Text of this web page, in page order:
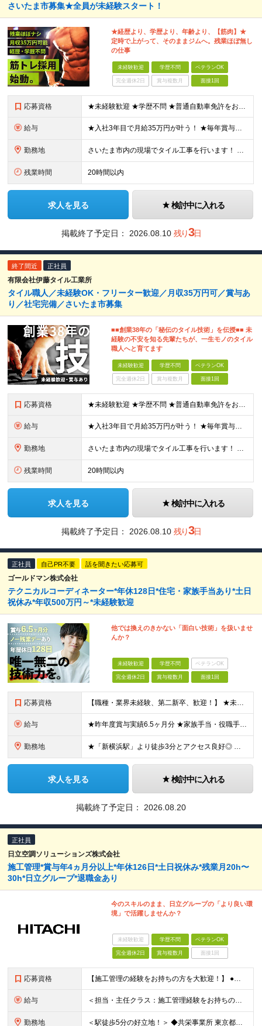
さいたま市募集★全員が未経験スタート！
★経歴より、学歴より、年齢より、【筋肉】★
定時で上がって、そのままジムへ。残業ほぼ無し
の仕事
未経験歓迎 学歴不問 ベテランOK
完全週休2日 賞与複数月 面接1回
応募資格 ★未経験歓迎 ★学歴不問 ★普通自動車免許をお持ちの方 面接では学歴や過去の経験は一切こだわりません！ チャレンジしてみたいという気持ちがあれば、 誰でもご応募してください◎
給与 ★入社3年目で月給35万円が叶う！ ★毎年賞与あり 日給11,000～21,000円（※日給月給制）＋賞与 ※残業代は別途支給します ※試用期間3ヵ月あり。期間中の給与・待遇の差異はありません ※日
勤務地 さいたま市内の現場でタイル工事を行います！ 【本社】 埼玉県さいたま市緑区芝原1-32-3 (変更の範囲)上記を除く当社関連勤務地
残業時間 20時間以内
求人を見る 検討中に入れる
掲載終了予定日： 2026.08.10 残り3日
終了間近 正社員
有限会社伊藤タイル工業所
タイル職人／未経験OK・フリーター歓迎／月収35万円可／賞与あ
り／社宅完備／さいたま市募集
■■創業38年の「秘伝のタイル技術」を伝授■■ 未
経験の不安を知る先輩たちが、一生モノのタイル
職人へと育てます
未経験歓迎 学歴不問 ベテランOK
完全週休2日 賞与複数月 面接1回
応募資格 ★未経験歓迎 ★学歴不問 ★普通自動車免許をお持ちの方 面接では学歴や過去の経験は一切こだわりません！ チャレンジしてみたいという気持ちがあれば、 誰でもご応募してください◎
給与 ★入社3年目で月給35万円が叶う！ ★毎年賞与あり 日給11,000～21,000円（※日給月給制）＋賞与 ※残業代は別途支給します ※試用期間3ヵ月あり。期間中の給与・待遇の差異はありません ※日
勤務地 さいたま市内の現場でタイル工事を行います！ 【本社】 埼玉県さいたま市緑区芝原1-32-3 (変更の範囲)上記を除く当社関連勤務地
残業時間 20時間以内
求人を見る 検討中に入れる
掲載終了予定日： 2026.08.10 残り3日
正社員 自己PR不要 話を聞きたい応募可
ゴールドマン株式会社
テクニカルコーディネーター*年休128日*住宅・家族手当あり*土日
祝休み*年収500万円～*未経験歓迎
他では換えのきかない「面白い技術」を扱いませ
んか？
未経験歓迎 学歴不問 ベテランOK
完全週休2日 賞与複数月 面接1回
応募資格 【職種・業界未経験、第二新卒、歓迎！】 ★未経験者が多数活躍中！ ★「人の役に立ちたい」「技術を磨きたい」という意欲を最重視します。 ●普通自動車免許（AT限定可）をお持ちの方 ●学歴・経験不問
給与 ★昨年度賞与実績6.5ヶ月分 ★家族手当・役職手当・資格取得祝い金・食事補助など手厚い待遇 ＼2年目で年収560万円の実例も！／ ■月給23万円〜30万円＋賞与年3回＋各種手当 ※経験・スキルを考
勤務地 ★「新横浜駅」より徒歩3分とアクセス良好◎ ★住宅補助有&引越し祝い金最大5万円支給（本社徒歩圏内の方） ★社内には代表取締役の趣味であるブリティッシュ雑貨が置かれるなどオシャレ空間 本社／神奈川県
求人を見る 検討中に入れる
掲載終了予定日： 2026.08.20
正社員
日立空調ソリューションズ株式会社
施工管理*賞与年4ヵ月分以上*年休126日*土日祝休み*残業月20h〜
30h*日立グループ*退職金あり
今のスキルのまま、日立グループの「より良い環
境」で活躍しませんか？
未経験歓迎 学歴不問 ベテランOK
完全週休2日 賞与複数月 面接1回
応募資格 【施工管理の経験をお持ちの方を大歓迎！】 ●普通自動車免許（AT限定可） ●下記いずれかの経験をお持ちの方 └電気・機械・土木・建築の勉強をした経験 └電気・機械系の資格をお持ちの方 └設備業や建築業
給与 ＜担当・主任クラス：施工管理経験をお持ちの方＞ 年収：340万円～600万円＋時間外手当＋諸手当 月給：21万円～38万円＋諸手当 ※経験・スキルにより優遇 ※残業代は別途支給します ※賞与：年2回（
勤務地 ＜駅徒歩5分の好立地！＞ ◆共栄事業所 東京都練馬区豊玉北6-15-14 共栄ビル3階 ◆栃木事業所 栃木県宇都宮市下栗1丁目17番1号 ◆大阪事業所 大阪府大阪市中央区久太郎町1丁目4番8号